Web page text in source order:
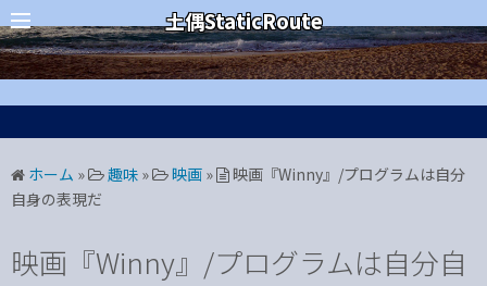
コ
ン
テ
ン
ス
キ
プ
土偶StaticRoute
カテゴリー
ホーム » 趣味 » 映画 »
映画『Winny』/プログラムは自分
自身の表現だ
映画『Winny』/プログラムは自分自